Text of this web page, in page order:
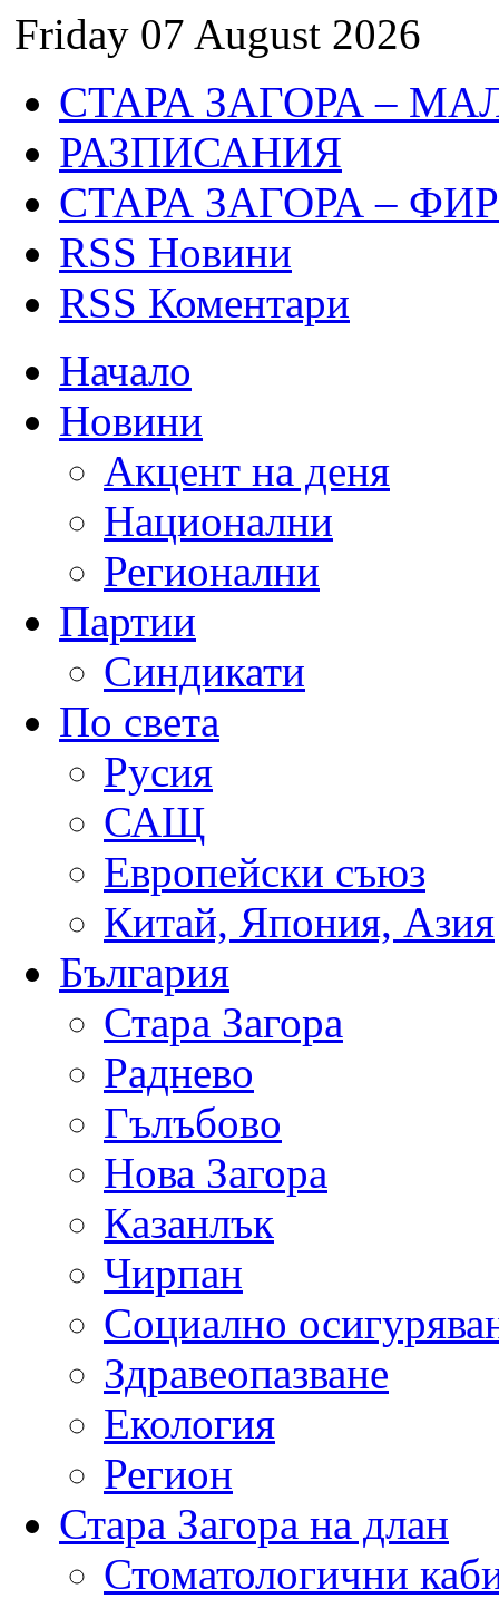
Friday 07 August 2026
СТАРА ЗАГОРА –
РАЗПИСАНИЯ
СТАРА ЗАГОРА –
RSS Новини
RSS Коментари
Начало
Новини
Акцент на деня
Национални
Регионални
Партии
Синдикати
По света
Русия
САЩ
Европейски съюз
Китай, Япония, Азия
България
Стара Загора
Раднево
Гълъбово
Нова Загора
Казанлък
Чирпан
Социално
Здравеопазване
Екология
Регион
Стара Загора на длан
Стоматологични